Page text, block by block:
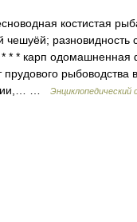
костистая
чешуёй; разновидность
* * карп одомашненная
рыбоводства
…
Энциклопедический